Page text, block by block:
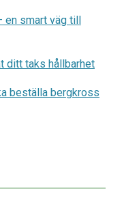
en smart väg till
ditt taks hållbarhet
beställa bergkross